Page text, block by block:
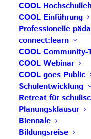
COOL
COOL Einführung
Professionelle
connect:learn
COOL Community-
COOL Webinar
COOL goes Public
Schulentwicklung
Retreat für
Planungsklausur
Biennale
Bildungsreise
Save the Date:
BG
Impulsschule
BORG Murau
Save the Date: